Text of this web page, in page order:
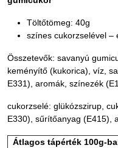
Töltőtömeg: 40g
színes cukorzselével –
Összetevők: savanyú
keményítő (kukorica), víz,
E331), aromák, színezék
cukorzselé: glükózszirup,
E330), sűrítőanyag (E415),
Átlagos tápérték 100g-